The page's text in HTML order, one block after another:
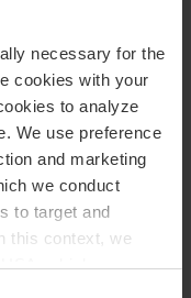
necessary for the
cookies with your
to analyze
We use preference
and marketing
we conduct
to target and
this context, we
which means
inom
erfarenhet av att
– från förvaltning
särskild kompetens
granskning och
samt upp- och
och